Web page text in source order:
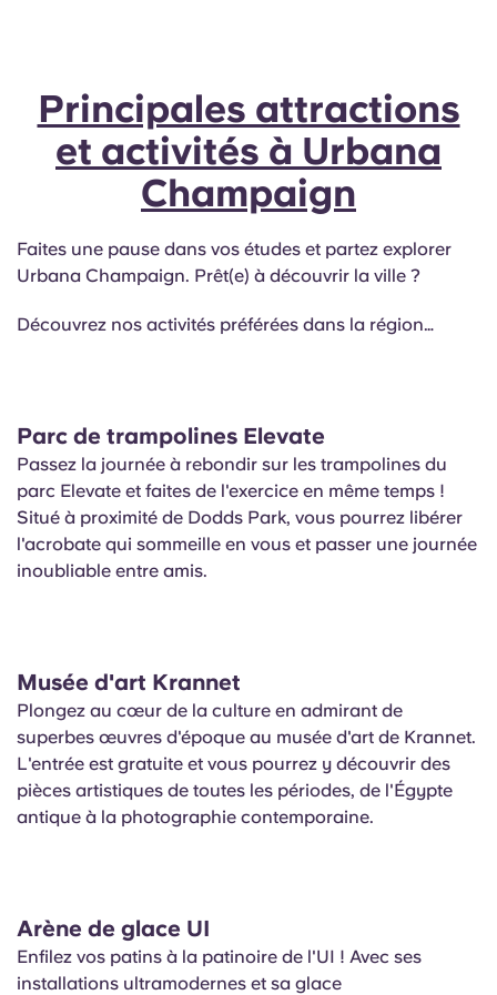
Principales attractions
et activités à Urbana
Champaign
Faites une pause dans vos études et partez explorer
Urbana Champaign. Prêt(e) à découvrir la ville ?
Découvrez nos activités préférées dans la région…
Parc de trampolines Elevate
Passez la journée à rebondir sur les trampolines du
parc Elevate et faites de l'exercice en même temps !
Situé à proximité de Dodds Park, vous pourrez libérer
l'acrobate qui sommeille en vous et passer une journée
inoubliable entre amis.
Musée d'art Krannet
Plongez au cœur de la culture en admirant de
superbes œuvres d'époque au musée d'art de Krannet.
L'entrée est gratuite et vous pourrez y découvrir des
pièces artistiques de toutes les périodes, de l'Égypte
antique à la photographie contemporaine.
Arène de glace UI
Enfilez vos patins à la patinoire de l'UI ! Avec ses
installations ultramodernes et sa glace